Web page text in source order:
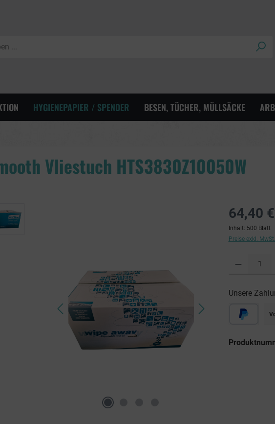
HYGIENEPAPIER / SPENDER BESEN, TÜCHER, MÜLLSÄCKE
Vliestuch HTS3830Z10050W
64,40
Inhalt: 500 Blatt
Preise exkl.
Unsere